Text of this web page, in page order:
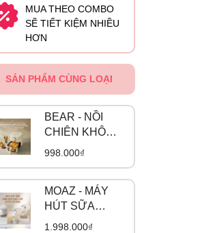
MUA THEO COMBO
SẼ TIẾT KIỆM NHIỀU
HƠN
SẢN PHẨM CÙNG LOẠI
BEAR - NỒI
CHIÊN KHÔNG
DẦU AF-
998.000₫
MOAZ - MÁY
HÚT SỮA
ĐIỆN ĐÔI CAO
1.998.000₫